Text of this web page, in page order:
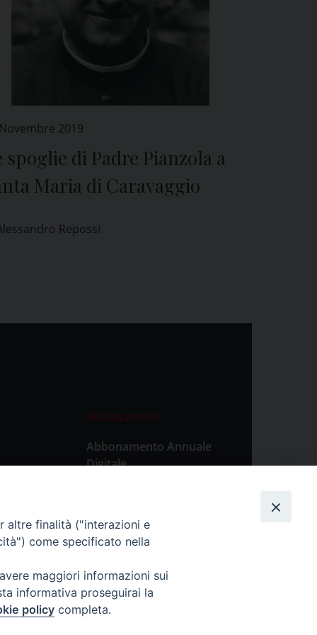
2019
spoglie di Padre Pianzola a
Maria di Caravaggio
Repossi
Abbonamenti
Abbonamento Annuale
Digitale
Abbonamento Singola
Copia Digitale
altre finalità ("interazioni e
come specificato nella
maggiori informazioni sui
informativa proseguirai la
policy completa.